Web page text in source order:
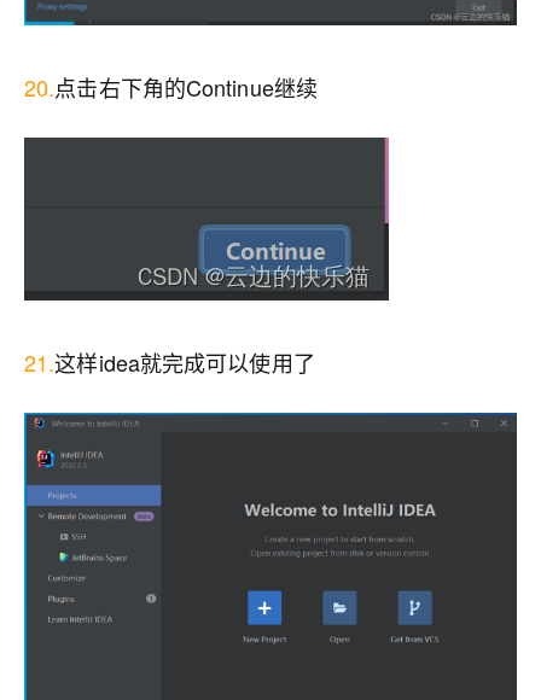
20.点击右下角的Continue继续
21.这样idea就完成可以使用了